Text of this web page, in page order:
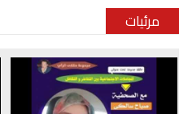
مرئيات
الصفحات